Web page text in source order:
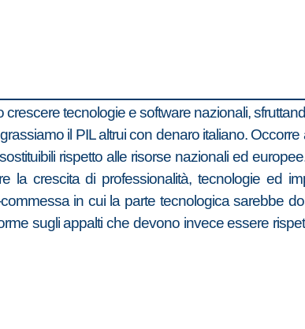
tecnologie e software nazionali,
il PIL altrui con denaro italiano.
rispetto alle risorse nazionali ed
la crescita di professionalità, tecnologie ed
in cui la parte tecnologica sarebbe
sugli appalti che devono invece essere